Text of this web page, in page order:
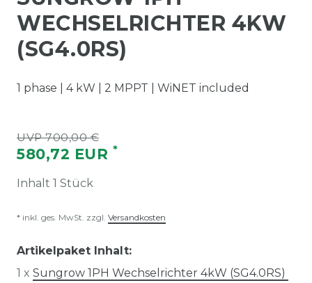
WECHSELRICHTER 4KW
(SG4.0RS)
1 phase | 4 kW | 2 MPPT | WiNET included
UVP 700,00 €
580,72 EUR *
Inhalt 1 Stück
* inkl. ges. MwSt. zzgl. Versandkosten
Artikelpaket Inhalt:
1 x Sungrow 1PH Wechselrichter 4kW (SG4.0RS)